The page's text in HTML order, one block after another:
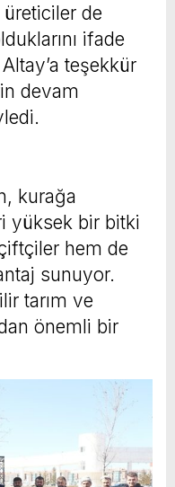
de
ifade
teşekkür
devam
kurağa
yüksek bir bitki
hem de
sunuyor.
tarım ve
önemli bir